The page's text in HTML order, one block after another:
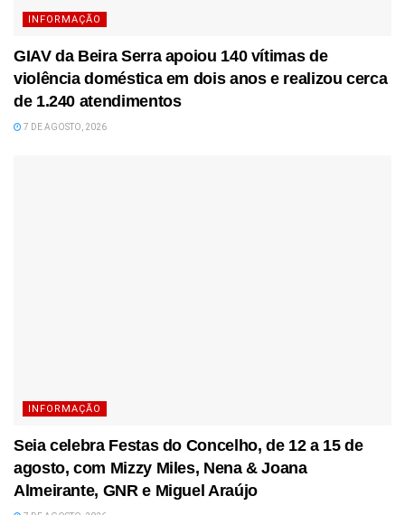
INFORMAÇÃO
GIAV da Beira Serra apoiou 140 vítimas de
violência doméstica em dois anos e realizou cerca
de 1.240 atendimentos
7 DE AGOSTO, 2026
INFORMAÇÃO
Seia celebra Festas do Concelho, de 12 a 15 de
agosto, com Mizzy Miles, Nena & Joana
Almeirante, GNR e Miguel Araújo